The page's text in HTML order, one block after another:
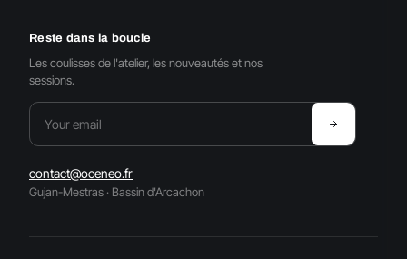
Reste dans la boucle
Les coulisses de l'atelier, les nouveautés et nos
sessions.
contact@oceneo.fr
Gujan-Mestras · Bassin d'Arcachon